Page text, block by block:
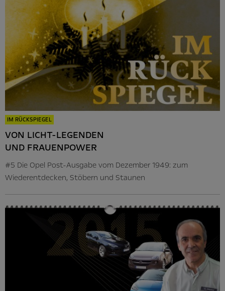
IM RÜCKSPIEGEL
VON LICHT-LEGENDEN
UND FRAUENPOWER
#5 Die Opel Post-Ausgabe vom Dezember 1949: zum
Wiederentdecken, Stöbern und Staunen